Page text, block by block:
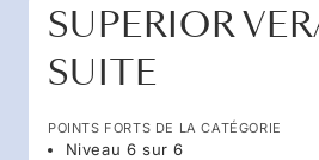
SUPERIOR
SUITE
POINTS FORTS DE LA CATÉGORIE
Niveau 6 sur 6